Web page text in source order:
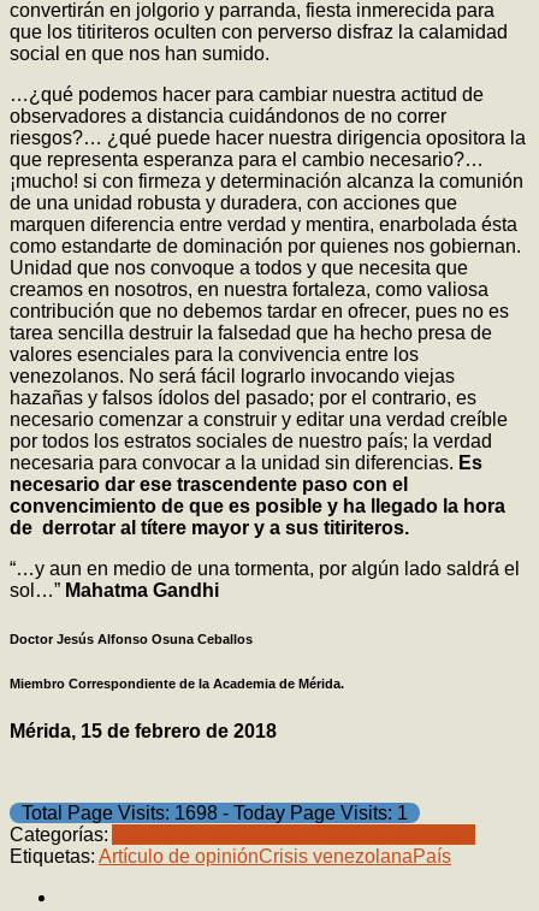
convertirán en jolgorio y parranda, fiesta inmerecida para
que los titiriteros oculten con perverso disfraz la calamidad
social en que nos han sumido.
…¿qué podemos hacer para cambiar nuestra actitud de
observadores a distancia cuidándonos de no correr
riesgos?… ¿qué puede hacer nuestra dirigencia opositora la
que representa esperanza para el cambio necesario?…
¡mucho! si con firmeza y determinación alcanza la comunión
de una unidad robusta y duradera, con acciones que
marquen diferencia entre verdad y mentira, enarbolada ésta
como estandarte de dominación por quienes nos gobiernan.
Unidad que nos convoque a todos y que necesita que
creamos en nosotros, en nuestra fortaleza, como valiosa
contribución que no debemos tardar en ofrecer, pues no es
tarea sencilla destruir la falsedad que ha hecho presa de
valores esenciales para la convivencia entre los
venezolanos. No será fácil lograrlo invocando viejas
hazañas y falsos ídolos del pasado; por el contrario, es
necesario comenzar a construir y editar una verdad creíble
por todos los estratos sociales de nuestro país; la verdad
necesaria para convocar a la unidad sin diferencias. Es
necesario dar ese trascendente paso con el
convencimiento de que es posible y ha llegado la hora
de derrotar al títere mayor y a sus titiriteros.
“…y aun en medio de una tormenta, por algún lado saldrá el
sol…” Mahatma Gandhi
Doctor Jesús Alfonso Osuna Ceballos
Miembro Correspondiente de la Academia de Mérida.
Mérida, 15 de febrero de 2018
Total Page Visits: 1698 - Today Page Visits: 1
Categorías:
Etiquetas: Artículo de opiniónCrisis venezolanaPaís